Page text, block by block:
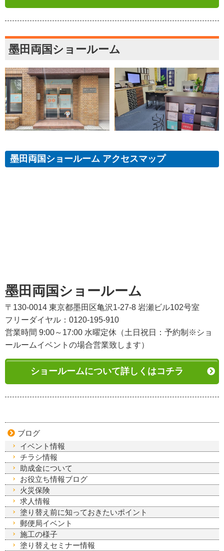
墨田両国ショールーム
墨田両国ショールーム アクセスマップ
墨田両国ショールーム
〒130-0014 東京都墨田区亀沢1-27-8 岩瀬ビル102号室
フリーダイヤル：0120-195-910
営業時間 9:00～17:00 水曜定休（土日祝日：予約制※ショ
ールームイベントの場合営業致します）
ショールームについて詳しくはコチラ
ブログ
イベント情報
チラシ情報
助成金について
お役立ち情報ブログ
火災保険
求人情報
塗り替え前に知っておきたいポイント
郵便局イベント
施工の様子
塗り替えセミナー情報